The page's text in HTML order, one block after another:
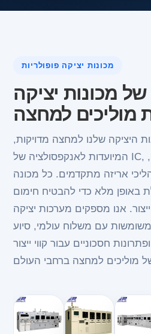
מכונות יציקה פופולריות
מכונות יציקה
מוליכים למחצה
היציקה שלנו למחצה מדויקות,
המיועדות לאנקפסולציה של IC, יציקה בהעברת חומרים,
אריזה מתקדמים. כל מכונה
באופן מלא כדי להבטיח חימום
אנו מספקים מערכות יציקה
עם משלוח עולמי, סיוע
חסכוניים עבור קווי ייצור